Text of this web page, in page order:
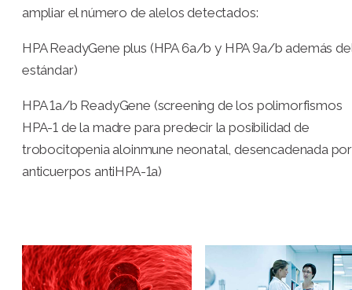
ampliar el número de alelos detectados:
HPA ReadyGene plus (HPA 6a/b y HPA 9a/b además
estándar)
HPA 1a/b ReadyGene (screening de los polimorfismos
HPA-1 de la madre para predecir la posibilidad de
trobocitopenia aloinmune neonatal, desencadenada por
anticuerpos antiHPA-1a)